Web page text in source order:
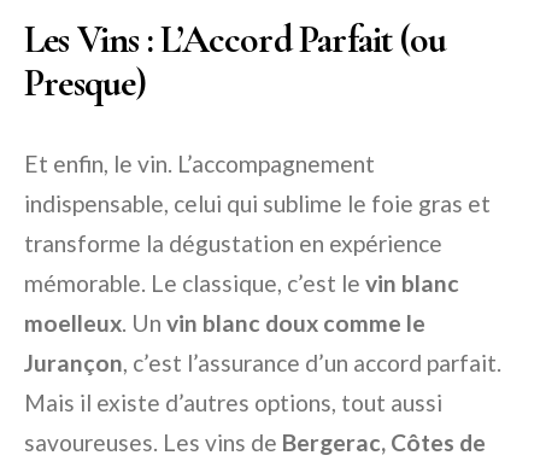
Les Vins : L’Accord Parfait (ou
Presque)
Et enfin, le vin. L’accompagnement
indispensable, celui qui sublime le foie gras et
transforme la dégustation en expérience
mémorable. Le classique, c’est le vin blanc
moelleux. Un vin blanc doux comme le
Jurançon, c’est l’assurance d’un accord parfait.
Mais il existe d’autres options, tout aussi
savoureuses. Les vins de Bergerac, Côtes de